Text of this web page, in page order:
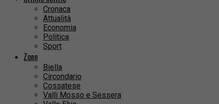
Cronaca
Attualità
Economia
Politica
Sport
Zone
Biella
Circondario
Cossatese
Valli Mosso e Sessera